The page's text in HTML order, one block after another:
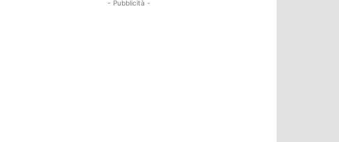
- Pubblicità -